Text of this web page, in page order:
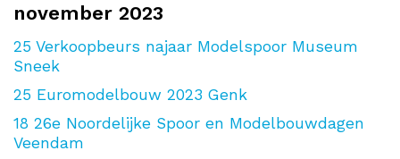
november 2023
25 Verkoopbeurs najaar Modelspoor Museum
Sneek
25 Euromodelbouw 2023 Genk
18 26e Noordelijke Spoor en Modelbouwdagen
Veendam